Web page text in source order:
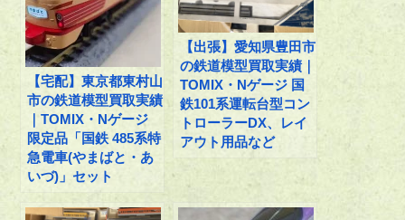
【宅配】東京都東村山
市の鉄道模型買取実績
｜TOMIX・Nゲージ
限定品「国鉄 485系特
急電車(やまばと・あ
いづ)」セット
【出張】愛知県豊田市
の鉄道模型買取実績｜
TOMIX・Nゲージ 国
鉄101系運転台型コン
トローラーDX、レイ
アウト用品など